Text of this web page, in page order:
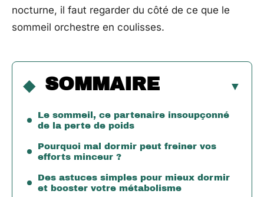
nocturne, il faut regarder du côté de ce que le
sommeil orchestre en coulisses.
SOMMAIRE
Le sommeil, ce partenaire insoupçonné
de la perte de poids
Pourquoi mal dormir peut freiner vos
efforts minceur ?
Des astuces simples pour mieux dormir
et booster votre métabolisme